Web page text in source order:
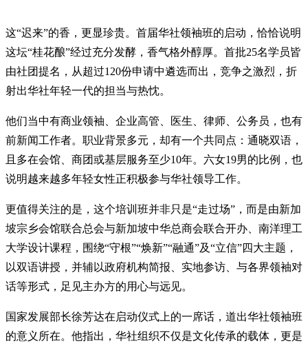
这“迟来”的香，更显珍贵。首届华社领袖班的启动，恰恰说明
这坛“桂花酿”经过充分发酵，香气格外醇厚。首批25名学员皆
由社团提名，从超过120份申请中遴选而出，竞争之激烈，折
射出华社年轻一代的担当与热忱。
他们当中有商业领袖、企业高管、医生、律师、公务员，也有
前新闻工作者。职业背景多元，却有一个共同点：通晓双语，
且多在会馆、商团或基层服务至少10年。六女19男的比例，也
说明越来越多年轻女性正积极参与华社领导工作。
更值得关注的是，这个培训班并非只是“走过场”，而是由新加
坡宗乡会馆联合总会与新加坡中华总商会联合开办、南洋理工
大学设计课程，围绕“守根”“焕新”“融通”及“立信”四大主题，
以双语讲授，并辅以政府机构简报、实地参访、与各界领袖对
话等形式，足见主办方的用心与远见。
国家发展部长徐芳达在启动仪式上的一席话，道出华社领袖班
的意义所在。他指出，华社组织不仅是文化传承的载体，更是